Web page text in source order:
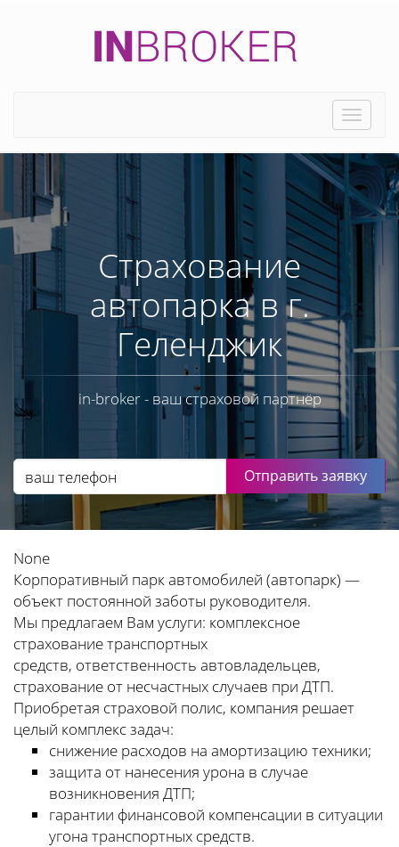
Toggle
Страхование
автопарка в г.
Геленджик
in-broker - ваш страховой партнёр
Отправить заявку
None
Корпоративный парк автомобилей (автопарк) —
объект постоянной заботы руководителя.
Мы предлагаем Вам услуги: комплексное
страхование транспортных
средств, ответственность автовладельцев,
страхование от несчастных случаев при ДТП.
Приобретая страховой полис, компания решает
целый комплекс задач:
снижение расходов на амортизацию техники;
защита от нанесения урона в случае
возникновения ДТП;
гарантии финансовой компенсации в ситуации
угона транспортных средств.